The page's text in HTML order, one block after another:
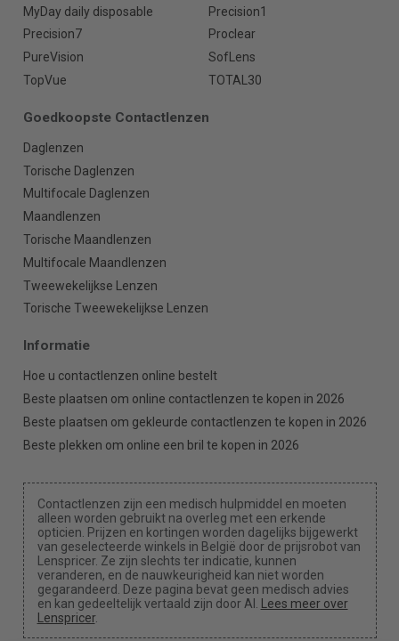
MyDay daily disposable
Precision1
Precision7
Proclear
PureVision
SofLens
TopVue
TOTAL30
Goedkoopste Contactlenzen
Daglenzen
Torische Daglenzen
Multifocale Daglenzen
Maandlenzen
Torische Maandlenzen
Multifocale Maandlenzen
Tweewekelijkse Lenzen
Torische Tweewekelijkse Lenzen
Informatie
Hoe u contactlenzen online bestelt
Beste plaatsen om online contactlenzen te kopen in 2026
Beste plaatsen om gekleurde contactlenzen te kopen in 2026
Beste plekken om online een bril te kopen in 2026
Contactlenzen zijn een medisch hulpmiddel en moeten
alleen worden gebruikt na overleg met een erkende
opticien. Prijzen en kortingen worden dagelijks bijgewerkt
van geselecteerde winkels in België door de prijsrobot van
Lenspricer. Ze zijn slechts ter indicatie, kunnen
veranderen, en de nauwkeurigheid kan niet worden
gegarandeerd. Deze pagina bevat geen medisch advies
en kan gedeeltelijk vertaald zijn door AI. Lees meer over
Lenspricer.